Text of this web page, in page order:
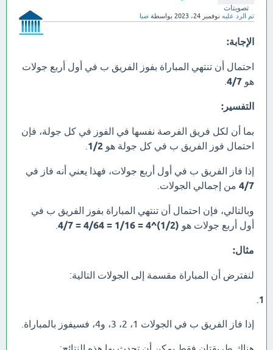
تصويتات
تم الرد عليه نوفمبر 24، 2023 بواسطة صبا
الإجابة:
احتمال أن تنتهي المباراة بفوز الفريق ب في أول أربع جولات
هو 4/7
التفسير:
بما أن لكل فريق الفرصة نفسها في الفوز في كل جولة، فإن
احتمال فوز الفريق ب في كل جولة هو 1/2
إذا فاز الفريق ب في أول أربع جولات، فهذا يعني أنه فاز في
4/7 من إجمالي الجولات.
وبالتالي، فإن احتمال أن تنتهي المباراة بفوز الفريق ب في
أول أربع جولات هو (1/2)^4 = 1/16 = 4/64 = 4/7
مثال:
لنفترض أن المباراة مقسمة إلى الجولات التالية:
إذا فاز الفريق ب في الجولات 1، 2، 3، و4، فسيفوز بالمباراة.